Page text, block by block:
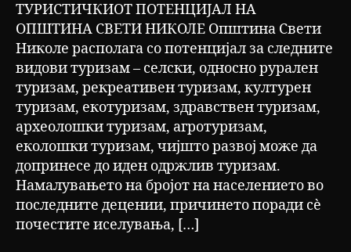
ТУРИСТИЧКИОТ ПОТЕНЦИЈАЛ НА
ОПШТИНА СВЕТИ НИКОЛЕ Општина Свети
Николе располага со потенцијал за следните
видови туризам – селски, односно рурален
туризам, рекреативен туризам, културен
туризам, екотуризам, здравствен туризам,
археолошки туризам, агротуризам,
еколошки туризам, чијшто развој може да
допринесе до иден одржлив туризам.
Намалувањето на бројот на населението во
последните децении, причинето поради сѐ
почестите иселувања, […]